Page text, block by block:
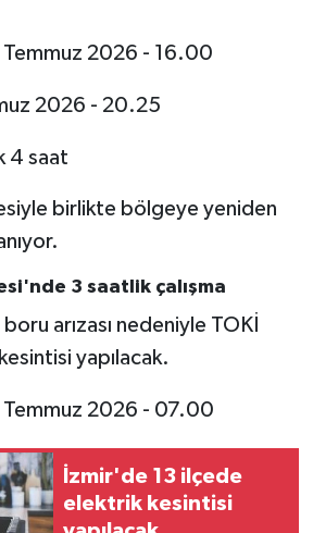
Temmuz 2026 - 16.00
2026 - 20.25
4 saat
birlikte bölgeye yeniden
3 saatlik çalışma
arızası nedeniyle TOKİ
yapılacak.
Temmuz 2026 - 07.00
İzmir'de 13 ilçede
elektrik kesintisi